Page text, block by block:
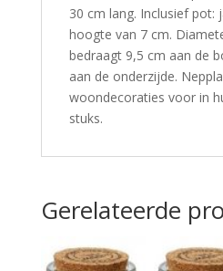
30 cm lang. Inclusief pot:
hoogte van 7 cm.
bedraagt 9,5 cm aan de
aan de onderzijde.
woondecoraties voor in
stuks.
Gerelateerde